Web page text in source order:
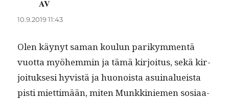
AV
10.9.2019 11:43
Olen käynyt saman koulun parikym­men­tä
vuot­ta myöhem­min ja tämä kir­joi­tus, sekä kir­
joituk­sesi hyvistä ja huonoista asuinalueista
pisti miet­timään, miten Munkkiniemen sosi­aa­